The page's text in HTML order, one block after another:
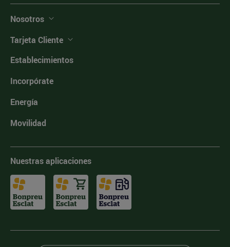
Nosotros
Tarjeta Cliente
Establecimientos
Incorpórate
Energía
Movilidad
Nuestras aplicaciones